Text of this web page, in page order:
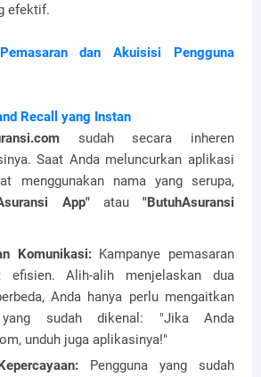
efektif.
dan Akuisisi Pengguna
Recall yang Instan
sudah secara inheren
Saat Anda meluncurkan aplikasi
menggunakan nama yang serupa,
App"atau"ButuhAsuransi
Komunikasi: Kampanye pemasaran
efisien. Alih-alih menjelaskan dua
Anda hanya perlu mengaitkan
sudah dikenal: "Jika Anda
unduh juga aplikasinya!"
Pengguna yang sudah